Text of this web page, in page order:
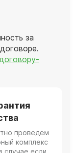
за
проведем
комплекс
случае если